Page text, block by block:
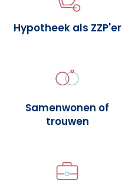
Hypotheek als ZZP'er
Samenwonen of
trouwen